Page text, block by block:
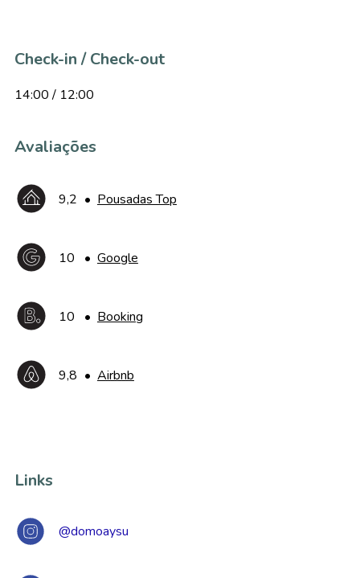
Check-in / Check-out
14:00 / 12:00
Avaliações
9,2 • Pousadas Top
10 • Google
10 • Booking
9,8 • Airbnb
Links
@domoaysu